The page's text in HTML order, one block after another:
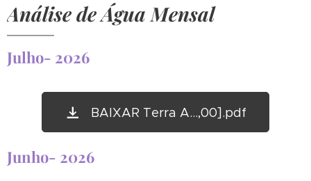
Análise de Água Mensal
Julho- 2026
BAIXAR Terra A...,00].pdf
Junho- 2026